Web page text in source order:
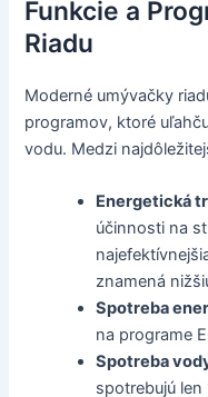
Funkcie a
Riadu
Moderné umývačky
programov, ktoré
vodu. Medzi
Energetická
účinnosti na
znamená
Spotreba
na programe
Spotreba
spotrebujú